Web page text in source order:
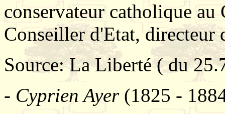
conservateur catholique
Conseiller d'Etat, directeur
Source: La Liberté ( du
- Cyprien Ayer(1825 -